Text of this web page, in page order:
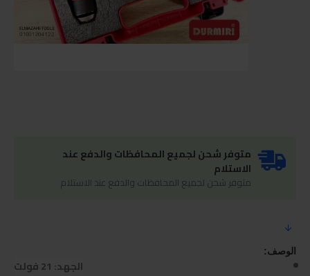
متوفر شحن لجميع المحافظات والدفع عند
الاستلام
متوفر شحن لجميع المحافظات والدفع عند الاستلام
الوصف:
الجهد: 21 فولت